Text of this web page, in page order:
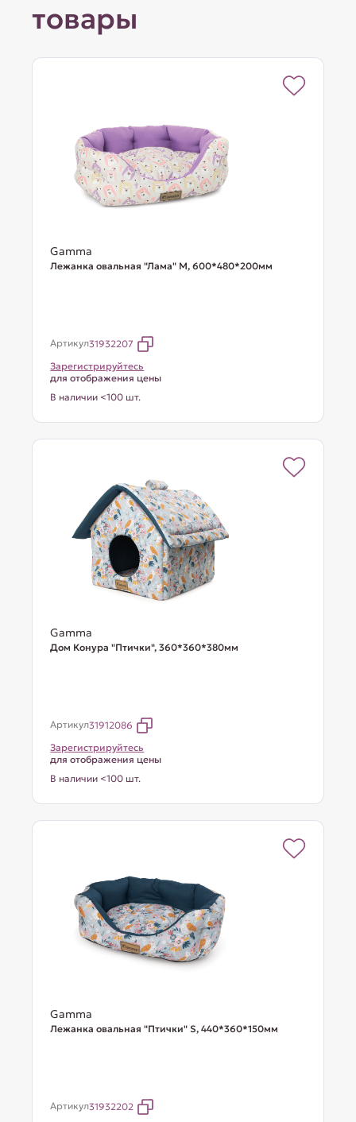
товары
Gamma
Лежанка овальная "Лама" М, 600*480*200мм
Артикул31932207
Зарегистрируйтесь
для отображения цены
В наличии <100 шт.
Gamma
Дом Конура "Птички", 360*360*380мм
Артикул31912086
Зарегистрируйтесь
для отображения цены
В наличии <100 шт.
Gamma
Лежанка овальная "Птички" S, 440*360*150мм
Артикул31932202